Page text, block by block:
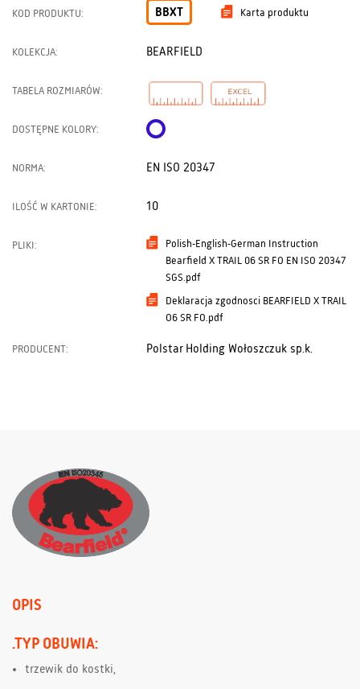
KOD PRODUKTU: BBXT Karta produktu
KOLEKCJA: BEARFIELD
TABELA ROZMIARÓW:
DOSTĘPNE KOLORY:
NORMA: EN ISO 20347
ILOŚĆ W KARTONIE: 10
PLIKI:
Polish-English-German Instruction
Bearfield X TRAIL 06 SR FO EN ISO 20347
SGS.pdf
Deklaracja zgodnosci BEARFIELD X TRAIL
O6 SR FO.pdf
PRODUCENT: Polstar Holding Wołoszczuk sp.k.
OPIS
.TYP OBUWIA:
trzewik do kostki,